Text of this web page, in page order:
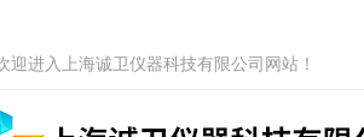
迎进入上海诚卫仪器科技有限公司网站！